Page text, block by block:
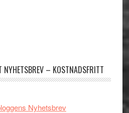
NYHETSBREV – KOSTNADSFRITT
Nyhetsbrev